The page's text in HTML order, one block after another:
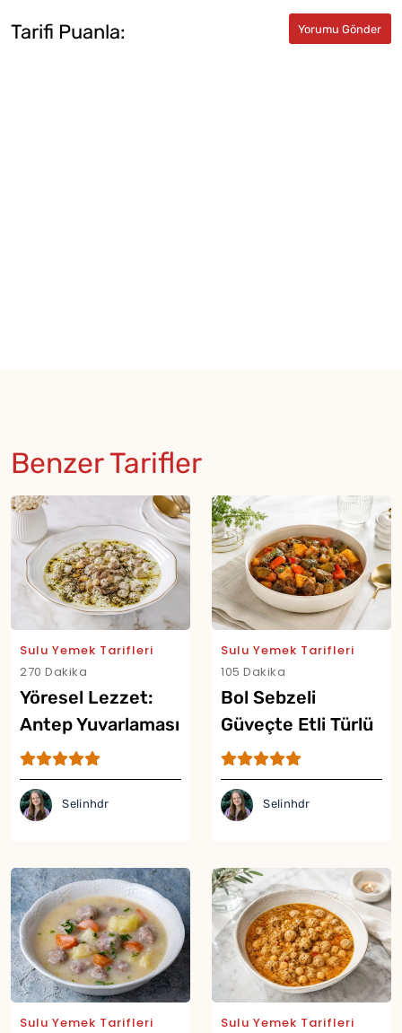
Tarifi Puanla:
Benzer Tarifler
Sulu Yemek Tarifleri
270 Dakika
Yöresel Lezzet:
Antep Yuvarlaması
Tarifi
Selinhdr
Sulu Yemek Tarifleri
105 Dakika
Bol Sebzeli
Güveçte Etli Türlü
Tarifi
Selinhdr
Sulu Yemek Tarifleri
Sulu Yemek Tarifleri